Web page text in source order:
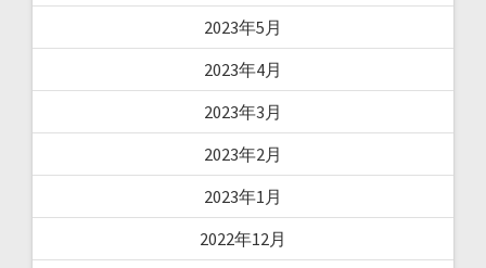
2023年5月
2023年4月
2023年3月
2023年2月
2023年1月
2022年12月